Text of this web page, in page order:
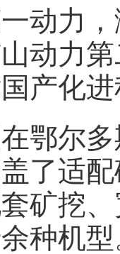
动力
动力
产化进
鄂尔
了适
矿挖
种机